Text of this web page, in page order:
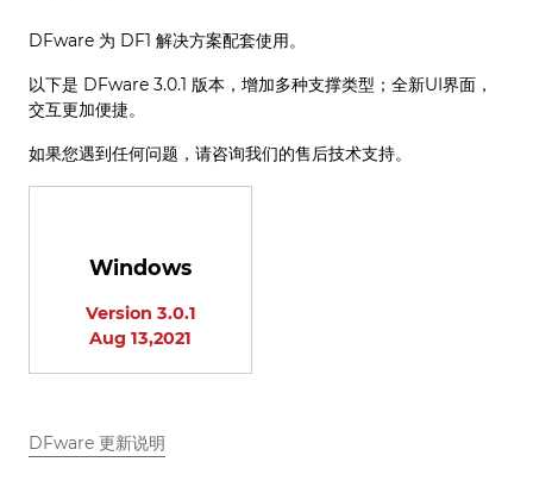
DFware 为 DF1 解决方案配套使用。
以下是 DFware 3.0.1 版本，增加多种支撑类型；全新UI界面，
交互更加便捷。
如果您遇到任何问题，请咨询我们的售后技术支持。
Windows
Version 3.0.1
Aug 13,2021
DFware 更新说明